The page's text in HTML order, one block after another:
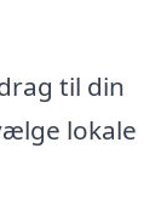
til din
lokale